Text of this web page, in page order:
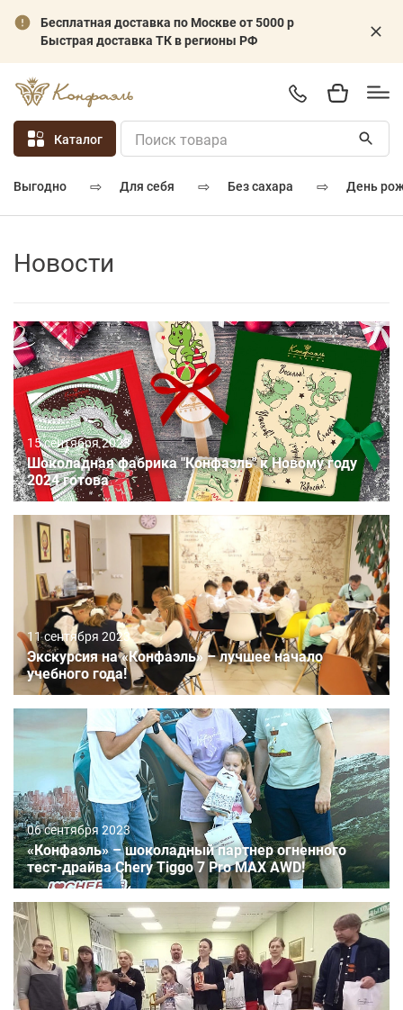
Бесплатная доставка по Москве от 5000 р
Быстрая доставка ТК в регионы РФ
Каталог
выгодно ⇨ для себя ⇨ без сахара ⇨ день
Новости
15 сентября 2023
Шоколадная фабрика "Конфаэль" к Новому году
2024 готова
11 сентября 2023
Экскурсия на «Конфаэль» – лучшее начало
учебного года!
06 сентября 2023
«Конфаэль» – шоколадный партнер огненного
тест-драйва Chery Tiggo 7 Pro MAX AWD!